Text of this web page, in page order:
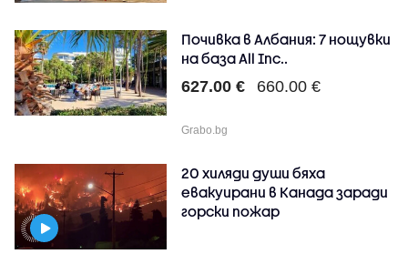
Почивка в Албания: 7 нощувки
на база All Inc..
627.00 € 660.00 €
Grabo.bg
20 хиляди души бяха
евакуирани в Канада заради
горски пожар